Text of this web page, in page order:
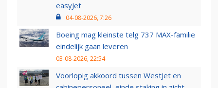
easyJet
04-08-2026, 7:26
Boeing mag kleinste telg 737 MAX-familie
eindelijk gaan leveren
03-08-2026, 22:54
Voorlopig akkoord tussen WestJet en